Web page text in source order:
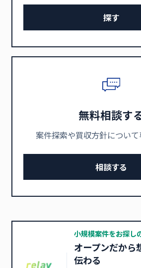
探す
無料相談す
案件探索や買収方針につい
相談する
小規模案件をお探し
オープンだから
伝わる